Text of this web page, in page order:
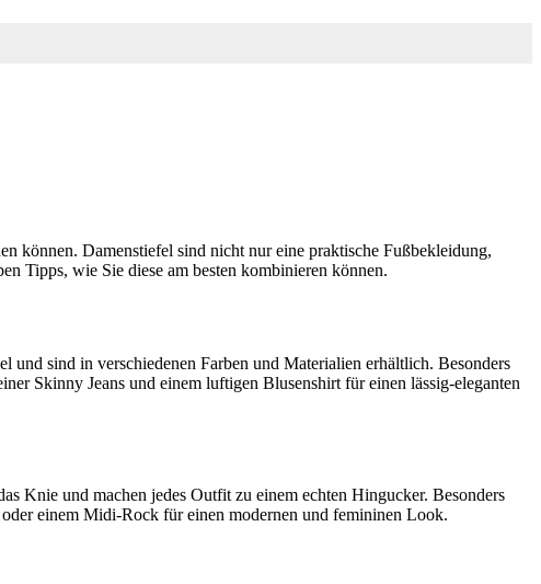
können. Damenstiefel sind nicht nur eine praktische Fußbekleidung,
Tipps, wie Sie diese am besten kombinieren können.
sind in verschiedenen Farben und Materialien erhältlich. Besonders
Skinny Jeans und einem luftigen Blusenshirt für einen lässig-eleganten
Knie und machen jedes Outfit zu einem echten Hingucker. Besonders
einem Midi-Rock für einen modernen und femininen Look.